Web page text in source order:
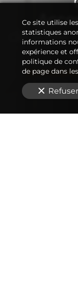
de votre
Ce site utilise
statistiques
informations
expérience et
politique de
de page dans
Refuser